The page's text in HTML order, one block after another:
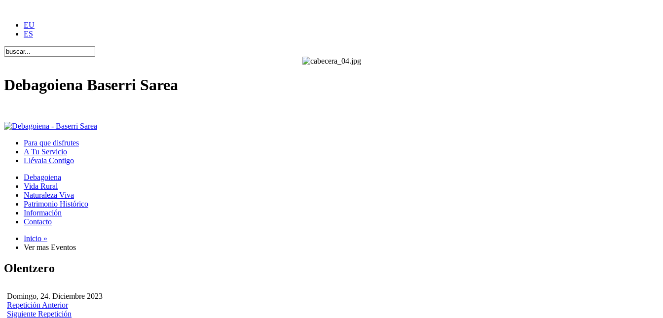
EU
ES
Debagoiena Baserri Sarea
Para que disfrutes
A Tu Servicio
Llévala Contigo
Debagoiena
Vida Rural
Naturaleza Viva
Patrimonio Histórico
Información
Contacto
Inicio »
Ver mas Eventos
Olentzero
Domingo, 24. Diciembre 2023
Repetición Anterior
Siguiente Repetición